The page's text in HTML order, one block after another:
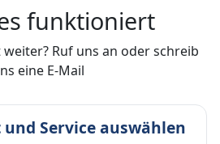
funktioniert
Ruf uns an oder schreib
eine E-Mail
Service auswählen